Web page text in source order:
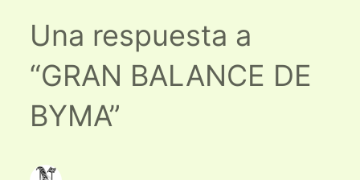
Una respuesta a
“GRAN BALANCE DE
BYMA”